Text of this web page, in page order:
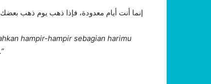
إنما أنت أيام معدودة، فإذا ذهب يوم ذهب
hampir-hampir sebagian harimu